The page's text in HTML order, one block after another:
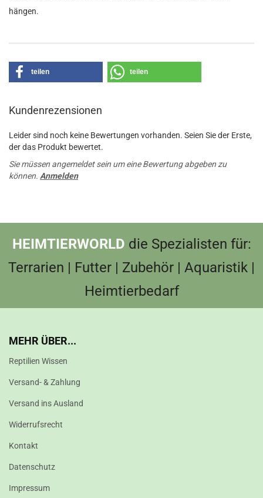
hängen.
teilen teilen
Kundenrezensionen
Leider sind noch keine Bewertungen vorhanden. Seien Sie der Erste,
der das Produkt bewertet.
Sie müssen angemeldet sein um eine Bewertung abgeben zu
können. Anmelden
HEIMTIERWORLD die Spezialisten für:
Terrarien | Futter | Zubehör | Aquaristik |
Heimtierbedarf
MEHR ÜBER...
Reptilien Wissen
Versand- & Zahlung
Versand ins Ausland
Widerrufsrecht
Kontakt
Datenschutz
Impressum